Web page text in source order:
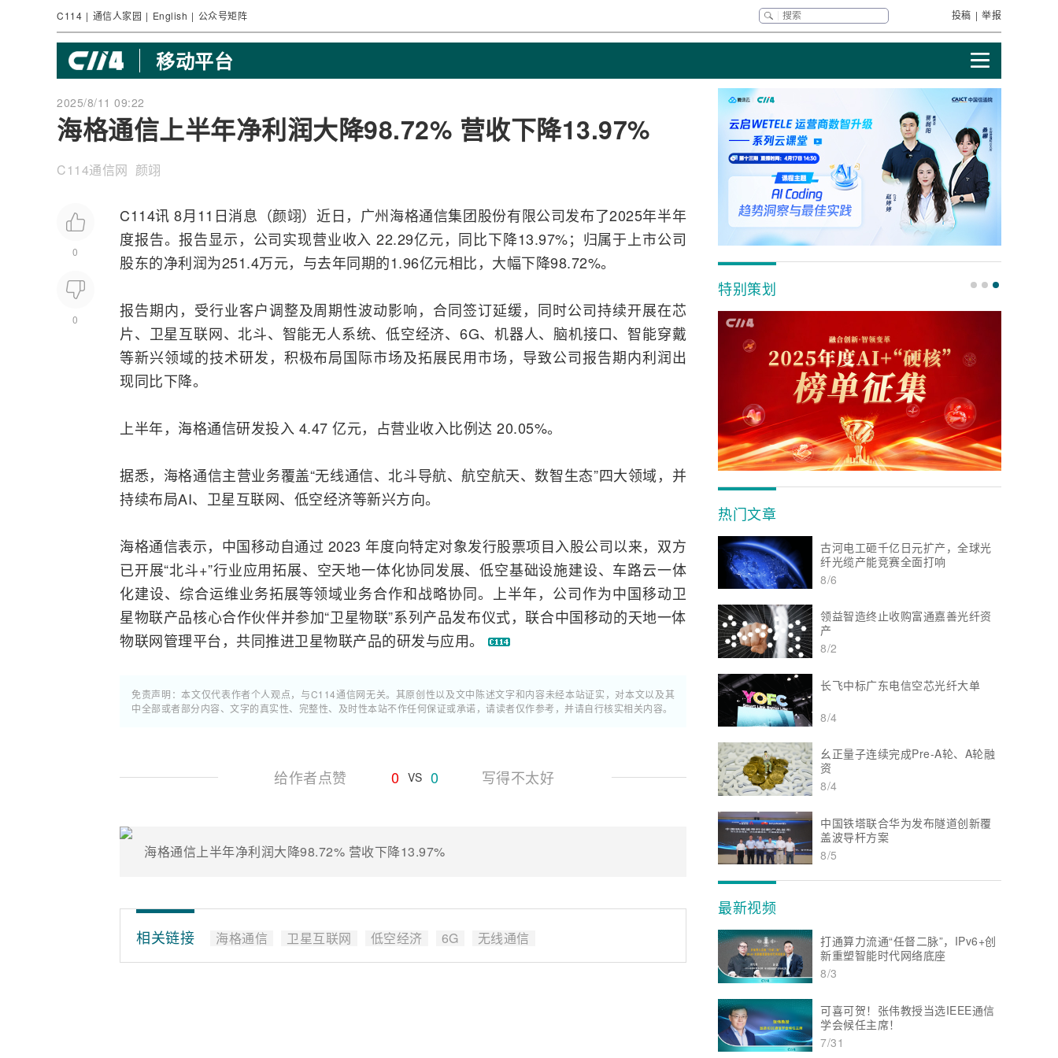
C114 | 通信人家园 | English | 公众号矩阵 投稿 | 举报
移动平台
2025/8/11 09:22
海格通信上半年净利润大降98.72% 营收下降13.97%
C114通信网 颜翊
0
0
C114讯 8月11日消息（颜翊）近日，广州海格通信集团股份有限公司发布了2025年半年
度报告。报告显示，公司实现营业收入 22.29亿元，同比下降13.97%；归属于上市公司
股东的净利润为251.4万元，与去年同期的1.96亿元相比，大幅下降98.72%。
报告期内，受行业客户调整及周期性波动影响，合同签订延缓，同时公司持续开展在芯
片、 卫星互联网、北斗、智能无人系统、低空经济、6G、机器人、脑机接口、智能穿戴
等新兴领域的技术研发，积极布局国际市场及拓展民用市场，导致公司报告期内利润出
现同比下降。
上半年，海格通信研发投入 4.47 亿元，占营业收入比例达 20.05%。
据悉，海格通信主营业务覆盖“无线通信、北斗导航、航空航天、数智生态”四大领域，并
持续布局AI、卫星互联网、低空经济等新兴方向。
海格通信表示， 中国移动自通过 2023 年度向特定对象发行股票项目入股公司以来，双方
已开展“北斗+”行业应用拓展、空天地一体化协同发展、低空基础设施建设、车路云一体
化建设、综合运维业务拓展等领域业务合作和战略协同。上半年，公司作为中国移动卫
星物联产品核心合作伙伴并参加“卫星物联”系列产品发布仪式，联合中国移动的天地一体
物联网管理平台，共同推进卫星物联产品的研发与应用。
免责声明：本文仅代表作者个人观点，与C114通信网无关。其原创性以及文中陈述文字和内容未经本站证实，对本文以及其
中全部或者部分内容、文字的真实性、完整性、及时性本站不作任何保证或承诺，请读者仅作参考，并请自行核实相关内容。
给作者点赞 0 VS 0 写得不太好
海格通信上半年净利润大降98.72% 营收下降13.97%
相关链接 海格通信 卫星互联网 低空经济 6G 无线通信
特别策划
热门文章
古河电工砸千亿日元扩产，全球光
纤光缆产能竞赛全面打响
8/6
领益智造终止收购富通嘉善光纤资
产
8/2
长飞中标广东电信空芯光纤大单
8/4
幺正量子连续完成Pre-A轮、A轮融
资
8/4
中国铁塔联合华为发布隧道创新覆
盖波导杆方案
8/5
最新视频
打通算力流通“任督二脉”，IPv6+创
新重塑智能时代网络底座
8/3
可喜可贺！张伟教授当选IEEE通信
学会候任主席！
7/31